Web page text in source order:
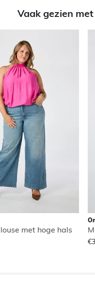
Vaak gezien met
met hoge hals